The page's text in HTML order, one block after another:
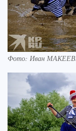
Фото: Иван МАКЕЕВ.